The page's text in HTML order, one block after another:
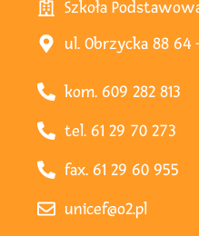
Szkoła
ul. Obrzycka 88 64
kom. 609 282 813
tel. 61 29 70 273
fax. 61 29 60 955
unicef@o2.pl